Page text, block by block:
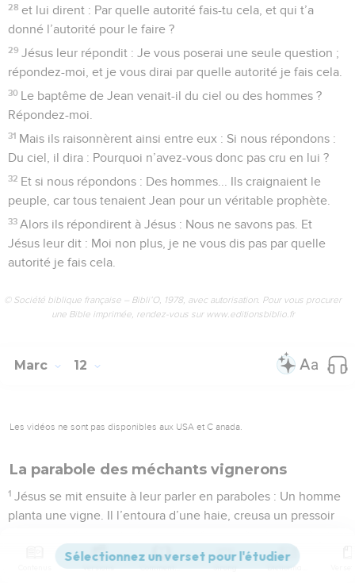
28 et lui dirent : Par quelle autorité fais-tu cela, et qui t’a
donné l’autorité pour le faire ?
29 Jésus leur répondit : Je vous poserai une seule question ;
répondez-moi, et je vous dirai par quelle autorité je fais cela.
30 Le baptême de Jean venait-il du ciel ou des hommes ?
Répondez-moi.
31 Mais ils raisonnèrent ainsi entre eux : Si nous répondons :
Du ciel, il dira : Pourquoi n’avez-vous donc pas cru en lui ?
32 Et si nous répondons : Des hommes... Ils craignaient le
peuple, car tous tenaient Jean pour un véritable prophète.
33 Alors ils répondirent à Jésus : Nous ne savons pas. Et
Jésus leur dit : Moi non plus, je ne vous dis pas par quelle
autorité je fais cela.
© Société biblique française – Bibli’O, 1978, avec autorisation. Pour vous procurer
une Bible imprimée, rendez-vous sur www.editionsbiblio.fr
Marc 12
Les vidéos ne sont pas disponibles aux USA et C anada.
La parabole des méchants vignerons
1 Jésus se mit ensuite à leur parler en paraboles : Un homme
planta une vigne. Il l’entoura d’une haie, creusa un pressoir
Versions Commentaires Strong